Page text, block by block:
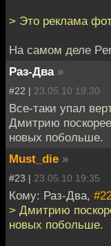
> Это реклама
На самом деле
Раз-Два »
#22 | 23.05.10 19:30
Все-таки упал
Дмитрию
новых побольше.
Must_die »
#23 | 23.05.10 19:35
Кому: Раз-Два,
> Дмитрию
новых побольше.